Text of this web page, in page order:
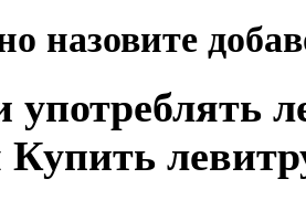
назовите